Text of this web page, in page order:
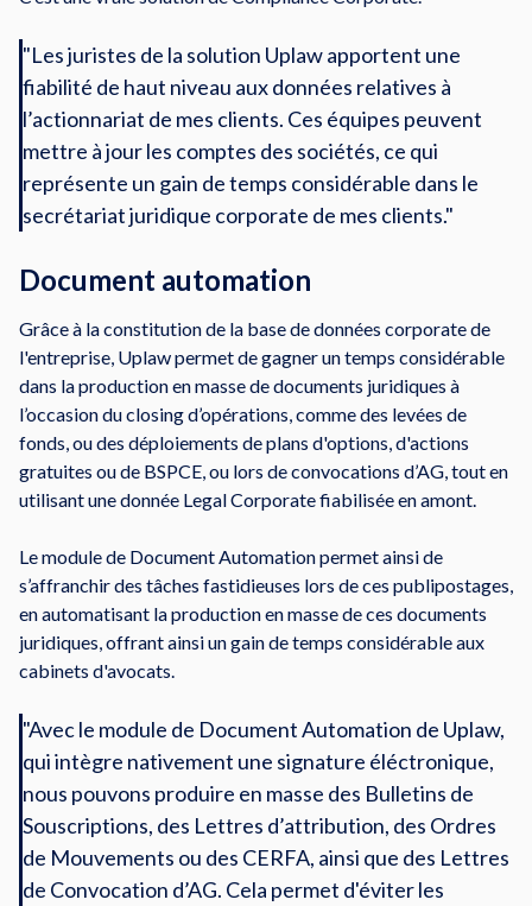
"Les juristes de la solution Uplaw apportent une
fiabilité de haut niveau aux données relatives à
l’actionnariat de mes clients. Ces équipes peuvent
mettre à jour les comptes des sociétés, ce qui
représente un gain de temps considérable dans le
secrétariat juridique corporate de mes clients."
Document automation
Grâce à la constitution de la base de données corporate de
l'entreprise, Uplaw permet de gagner un temps considérable
dans la production en masse de documents juridiques à
l’occasion du closing d’opérations, comme des levées de
fonds, ou des déploiements de plans d'options, d'actions
gratuites ou de BSPCE, ou lors de convocations d’AG, tout en
utilisant une donnée Legal Corporate fiabilisée en amont.
Le module de Document Automation permet ainsi de
s’affranchir des tâches fastidieuses lors de ces publipostages,
en automatisant la production en masse de ces documents
juridiques, offrant ainsi un gain de temps considérable aux
cabinets d'avocats.
"Avec le module de Document Automation de Uplaw,
qui intègre nativement une signature éléctronique,
nous pouvons produire en masse des Bulletins de
Souscriptions, des Lettres d’attribution, des Ordres
de Mouvements ou des CERFA, ainsi que des Lettres
de Convocation d’AG. Cela permet d'éviter les